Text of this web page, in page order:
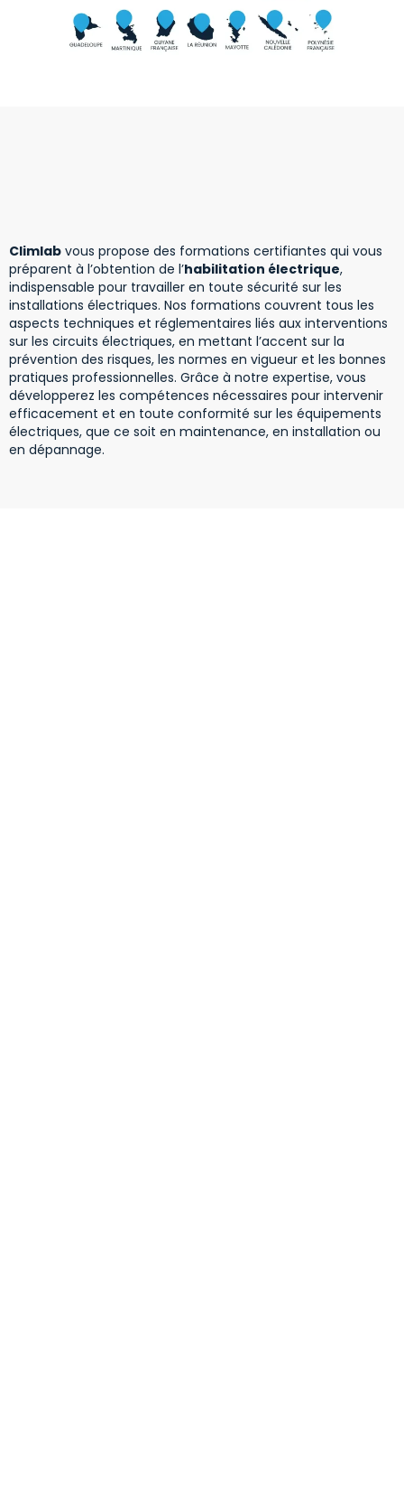
Climlab vous propose des formations certifiantes qui vous
préparent à l’obtention de l’habilitation électrique,
indispensable pour travailler en toute sécurité sur les
installations électriques. Nos formations couvrent tous les
aspects techniques et réglementaires liés aux interventions
sur les circuits électriques, en mettant l’accent sur la
prévention des risques, les normes en vigueur et les bonnes
pratiques professionnelles. Grâce à notre expertise, vous
développerez les compétences nécessaires pour intervenir
efficacement et en toute conformité sur les équipements
électriques, que ce soit en maintenance, en installation ou
en dépannage.